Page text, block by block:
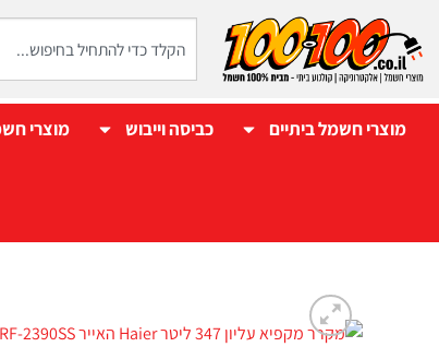
מוצרי חשמל ביתיים כביסה וייבוש מוצרי